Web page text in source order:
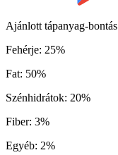
Ajánlott tápanyag-bontás
Fehérje: 25%
Fat: 50%
Szénhidrátok: 20%
Fiber: 3%
Egyéb: 2%